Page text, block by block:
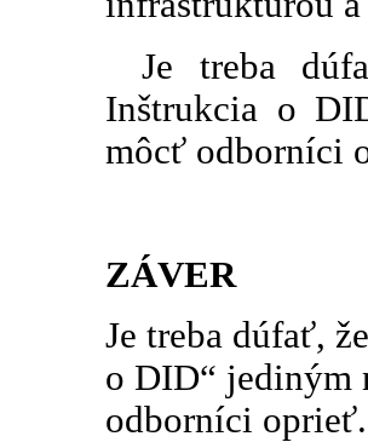
Je treba
Inštrukcia o
môcť odborníci
ZÁVER
Je treba dúfať,
o DID“ jediným
odborníci oprieť.